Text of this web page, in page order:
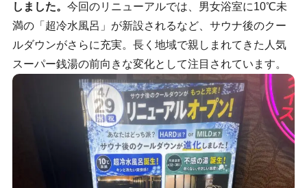
しました。 今回のリニューアルでは、男女浴室に10℃未
満の「超冷水風呂」が新設されるなど、サウナ後のクー
ルダウンがさらに充実。長く地域で親しまれてきた人気
スーパー銭湯の前向きな変化として注目されています。